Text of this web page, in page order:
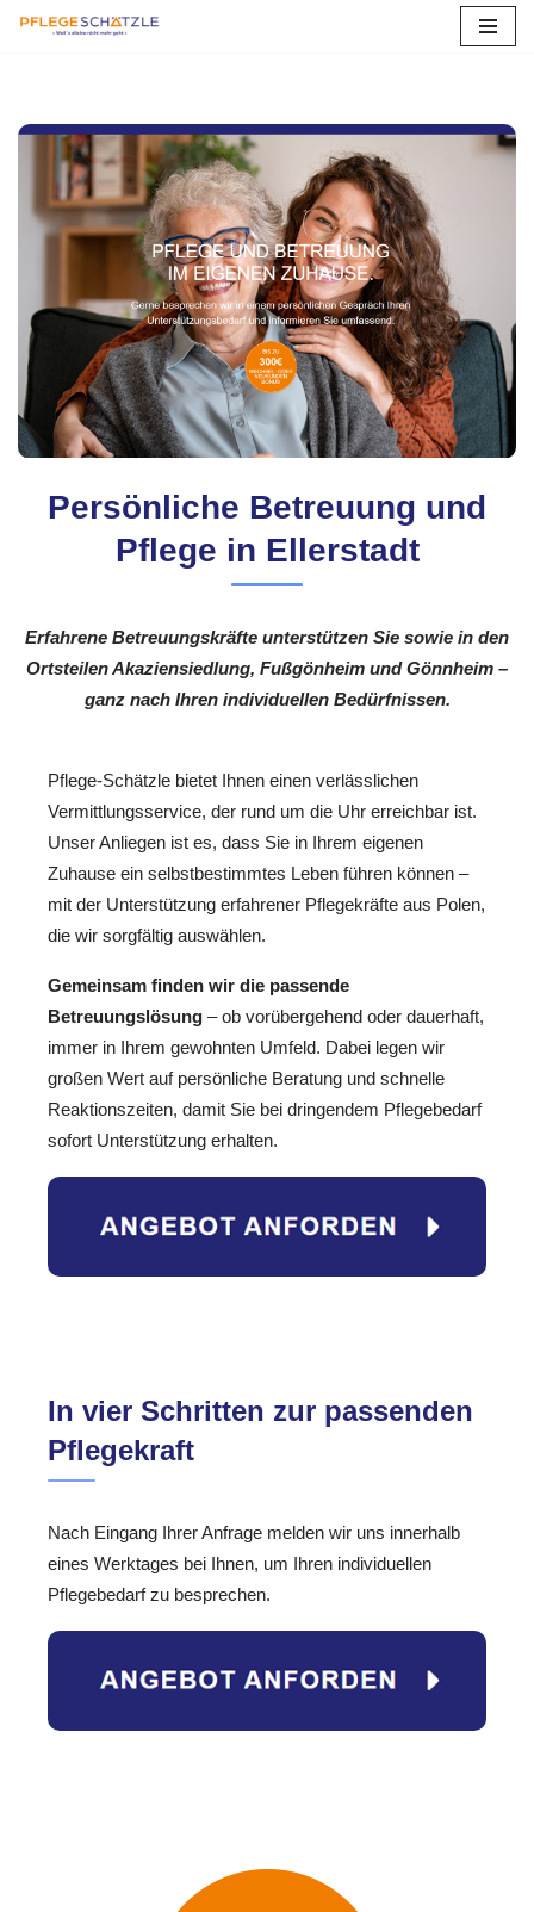
springen
Persönliche Betreuung und
Pflege in Ellerstadt
Erfahrene Betreuungskräfte unterstützen Sie sowie in den
Ortsteilen Akaziensiedlung, Fußgönheim und Gönnheim –
ganz nach Ihren individuellen Bedürfnissen.
Pflege-Schätzle bietet Ihnen einen verlässlichen
Vermittlungsservice, der rund um die Uhr erreichbar ist.
Unser Anliegen ist es, dass Sie in Ihrem eigenen
Zuhause ein selbstbestimmtes Leben führen können –
mit der Unterstützung erfahrener Pflegekräfte aus Polen,
die wir sorgfältig auswählen.
Gemeinsam finden wir die passende
Betreuungslösung – ob vorübergehend oder dauerhaft,
immer in Ihrem gewohnten Umfeld. Dabei legen wir
großen Wert auf persönliche Beratung und schnelle
Reaktionszeiten, damit Sie bei dringendem Pflegebedarf
sofort Unterstützung erhalten.
In vier Schritten zur passenden
Pflegekraft
Nach Eingang Ihrer Anfrage melden wir uns innerhalb
eines Werktages bei Ihnen, um Ihren individuellen
Pflegebedarf zu besprechen.